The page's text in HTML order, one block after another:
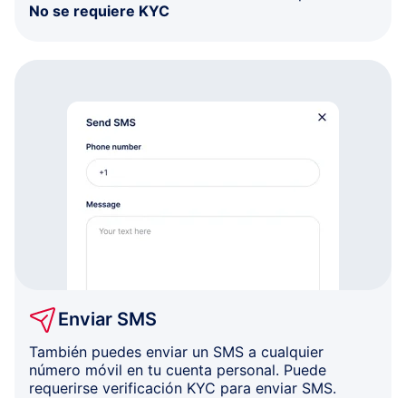
No se requiere KYC
Enviar SMS
También puedes enviar un SMS a cualquier
número móvil en tu cuenta personal. Puede
requerirse verificación KYC para enviar SMS.